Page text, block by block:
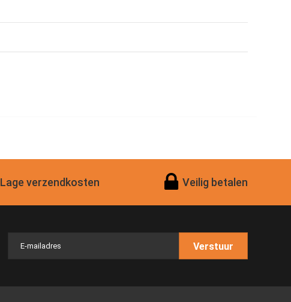
Lage verzendkosten Veilig betalen
Verstuur